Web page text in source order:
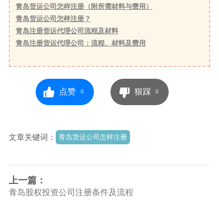
青岛货运公司怎样注册（附所需材料与费用）
青岛货运公司怎样注册？
青岛注册货运代理公司流程及材料
青岛注册货运代理公司：流程、材料及费用
点赞 0 狠踩 0
文章关键词： 青岛货运公司怎样注册
上一篇：
青岛股权投资公司注册条件及流程